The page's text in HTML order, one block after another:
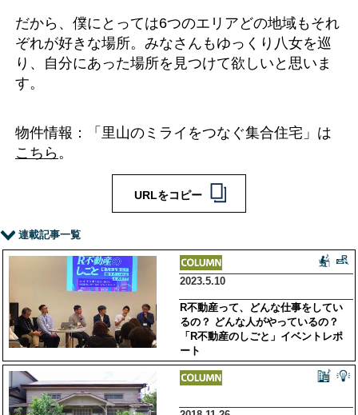
だから、僕にとっては6つのエリアどの地域もそれ
ぞれが好きな場所。みなさんもゆっくり八女を巡
り、自分にあった場所を見つけて欲しいと思いま
す。
物件情報：「里山のミライをつなぐ集合住宅」は
こちら。
URLをコピー
連載記事一覧
2023.5.10
R不動産って、どんな仕事をしてい
るの？ どんな人がやっているの？
「R不動産のしごと」イベントレポ
ート